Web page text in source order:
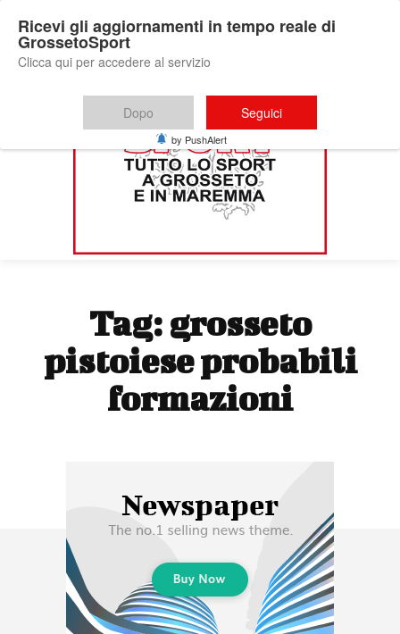
Tag: grosseto
pistoiese probabili
formazioni
Ricevi gli aggiornamenti in tempo reale di
GrossetoSport
Clicca qui per accedere al servizio
Dopo Seguici
by PushAlert